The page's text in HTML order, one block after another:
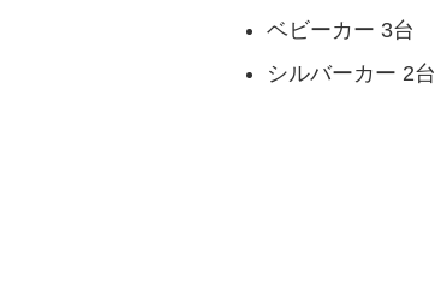
ベビーカー 3台
シルバーカー 2台